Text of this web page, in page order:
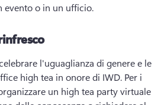
evento o in un ufficio.
l'uguaglianza di genere e le
high tea in onore di IWD. Per i
un high tea party virtuale